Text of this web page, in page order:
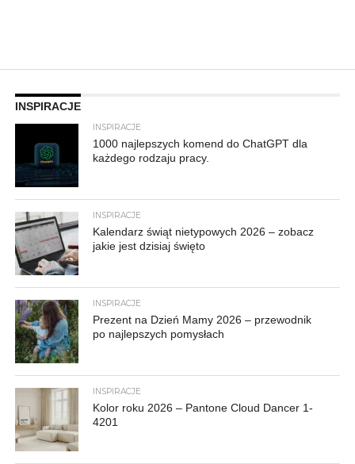
INSPIRACJE
INSPIRACJE
1000 najlepszych komend do ChatGPT dla
każdego rodzaju pracy.
INSPIRACJE
Kalendarz świąt nietypowych 2026 – zobacz
jakie jest dzisiaj święto
INSPIRACJE
Prezent na Dzień Mamy 2026 – przewodnik
po najlepszych pomysłach
INSPIRACJE
Kolor roku 2026 – Pantone Cloud Dancer 1-
4201